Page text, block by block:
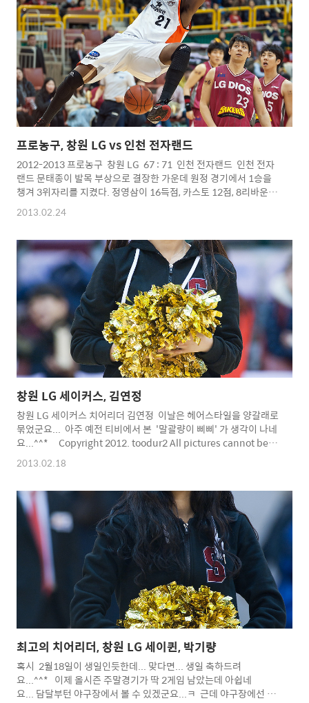
프로농구, 창원 LG vs 인천 전자랜드
2012-2013 프로농구 창원 LG 67 : 71 인천 전자랜드 인천 전자
랜드 문태종이 발목 부상으로 결장한 가운데 원정 경기에서 1승을
챙겨 3위자리를 지켰다. 정영삼이 16득점, 카스토 12점, 8리바운드
로 팀 승리에 견인... 반면 창원 LG는 기승호와 백인선의 연속 득점
으로 종료 50초 전 67-69로 따라 붙었으나, LG의 마지막 공격에서
슛을 성공하며 승리의 마침표를.... 일괄변환했더니 사진 색감이
제각기 엉망이군요...ㅋㅋㅋㅋ Copyright 2012. toodur2 All
pictures cannot be copied without
permission. ..
2013.02.24
창원 LG 세이커스, 김연정
창원 LG 세이커스 치어리더 김연정 이날은 헤어스타일을 양갈래로
묶었군요... 아주 예전 티비에서 본 '말괄량이 삐삐' 가 생각이 나네
요...^^* Copyright 2012. toodur2 All pictures cannot be
copied without permission. Copyright 2012.
toodur2 All pictures cannot be copied without
2013.02.18
최고의 치어리더, 창원 LG 세이퀸, 박기량
혹시 2월18일이 생일인듯한데... 맞다면... 생일 축하드려
요...^^* 이제 올시즌 주말경기가 딱 2게임 남았는데 아쉽네
요... 담달부턴 야구장에서 볼 수 있겠군요...ㅋ 근데 야구장에선 아